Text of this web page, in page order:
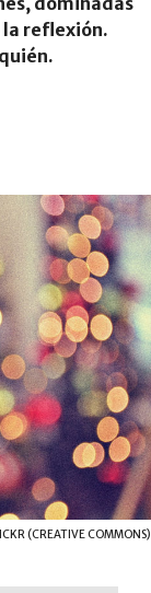
la reflexión.
(CREATIVE COMMONS)